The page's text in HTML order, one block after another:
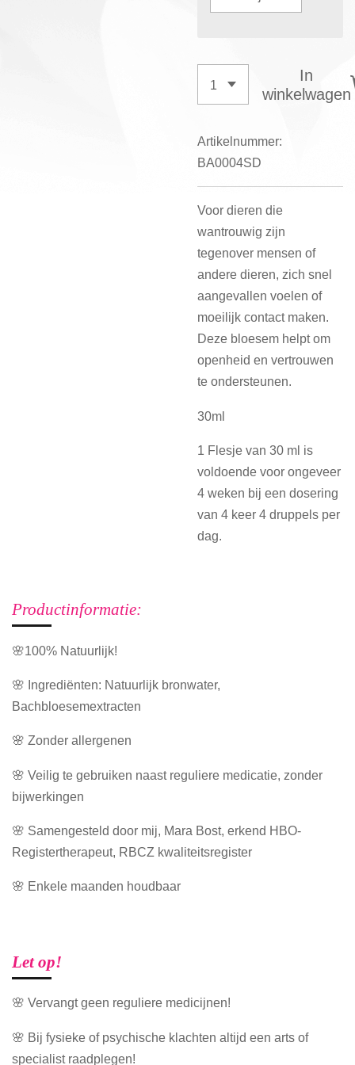
In
winkelwagen
Artikelnummer:
BA0004SD
Voor dieren die
wantrouwig zijn
tegenover mensen of
andere dieren, zich snel
aangevallen voelen of
moeilijk contact maken.
Deze bloesem helpt om
openheid en vertrouwen
te ondersteunen.
30ml
1 Flesje van 30 ml is
voldoende voor ongeveer
4 weken bij een dosering
van 4 keer 4 druppels per
dag.
Productinformatie:
🌸100% Natuurlijk!
🌸 Ingrediënten: Natuurlijk bronwater,
Bachbloesemextracten
🌸 Zonder allergenen
🌸 Veilig te gebruiken naast reguliere medicatie, zonder
bijwerkingen
🌸 Samengesteld door mij, Mara Bost, erkend HBO-
Registertherapeut, RBCZ kwaliteitsregister
🌸 Enkele maanden houdbaar
Let op!
🌸 Vervangt geen reguliere medicijnen!
🌸 Bij fysieke of psychische klachten altijd een arts of
specialist raadplegen!